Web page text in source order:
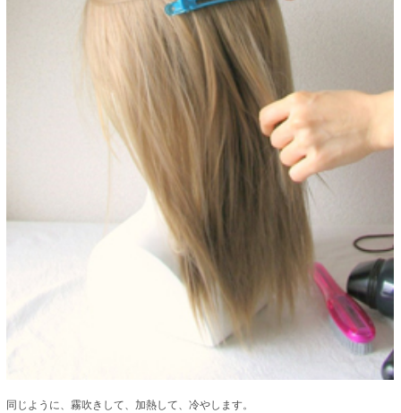
同じように、霧吹きして、加熱して、冷やします。